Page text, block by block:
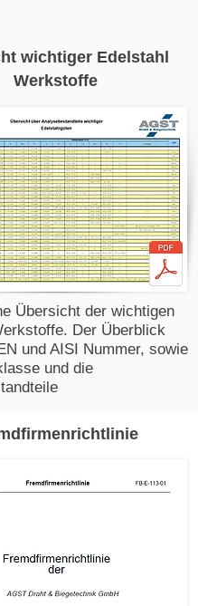
wichtiger Edelstahl
Werkstoffe
Übersicht der wichtigen
Der Überblick
und AISI Nummer, sowie
und die